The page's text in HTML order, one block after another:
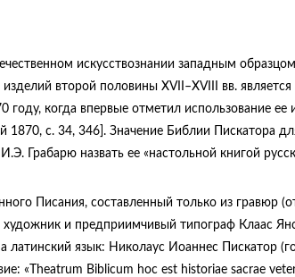
искусствознании западным
второй половины XVII–XVIII вв.
году, когда впервые отметил использование
1870, c. 34, 346]. Значение Библии Пискатора
Грабарю назвать ее «настольной книгой
Писания, составленный только из гравюр
и предприимчивый типограф Клаас
латинский язык: Николаус Иоаннес Пискатор
«Theatrum Вiblicum hoс est historiae sacrae